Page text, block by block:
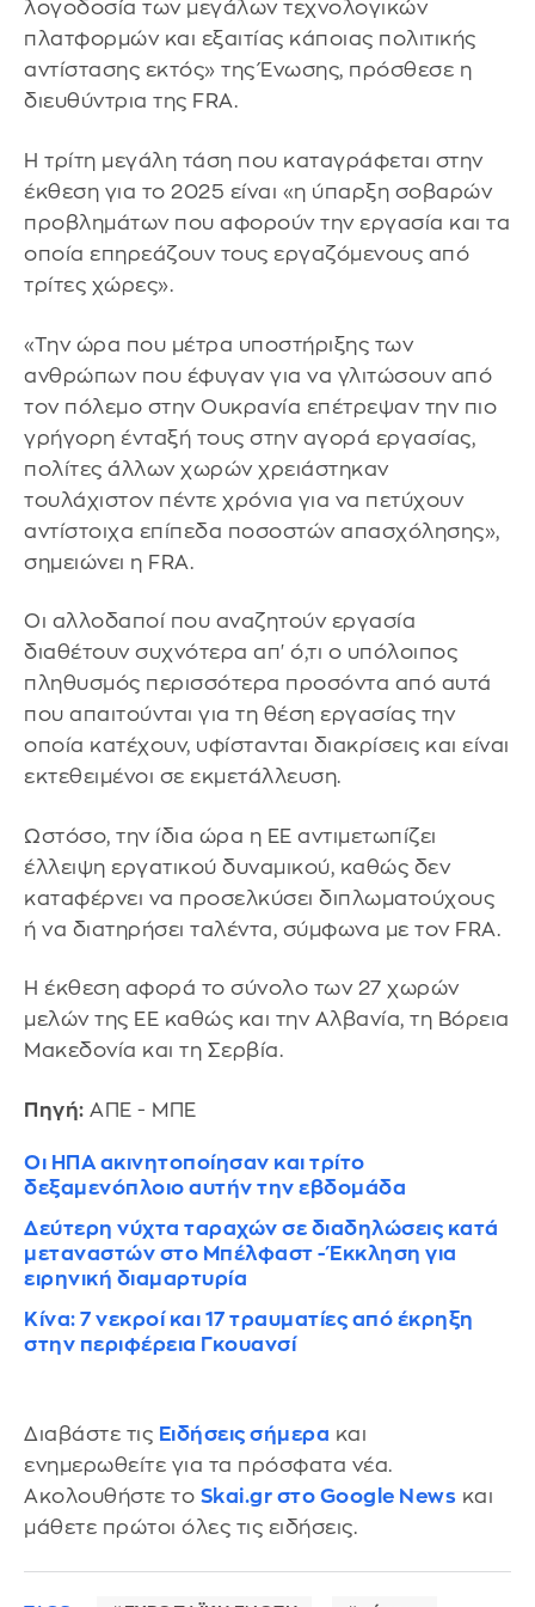
λογοδοσία των μεγάλων τεχνολογικών
πλατφορμών και εξαιτίας κάποιας πολιτικής
αντίστασης εκτός» της Ένωσης, πρόσθεσε η
διευθύντρια της FRA.
Η τρίτη μεγάλη τάση που καταγράφεται στην
έκθεση για το 2025 είναι «η ύπαρξη σοβαρών
προβλημάτων που αφορούν την εργασία και τα
οποία επηρεάζουν τους εργαζόμενους από
τρίτες χώρες».
«Την ώρα που μέτρα υποστήριξης των
ανθρώπων που έφυγαν για να γλιτώσουν από
τον πόλεμο στην Ουκρανία επέτρεψαν την πιο
γρήγορη ένταξή τους στην αγορά εργασίας,
πολίτες άλλων χωρών χρειάστηκαν
τουλάχιστον πέντε χρόνια για να πετύχουν
αντίστοιχα επίπεδα ποσοστών απασχόλησης»,
σημειώνει η FRA.
Οι αλλοδαποί που αναζητούν εργασία
διαθέτουν συχνότερα απ' ό,τι ο υπόλοιπος
πληθυσμός περισσότερα προσόντα από αυτά
που απαιτούνται για τη θέση εργασίας την
οποία κατέχουν, υφίστανται διακρίσεις και είναι
εκτεθειμένοι σε εκμετάλλευση.
Ωστόσο, την ίδια ώρα η ΕΕ αντιμετωπίζει
έλλειψη εργατικού δυναμικού, καθώς δεν
καταφέρνει να προσελκύσει διπλωματούχους
ή να διατηρήσει ταλέντα, σύμφωνα με τον FRA.
Η έκθεση αφορά το σύνολο των 27 χωρών
μελών της ΕΕ καθώς και την Αλβανία, τη Βόρεια
Μακεδονία και τη Σερβία.
Πηγή: ΑΠΕ - ΜΠΕ
Οι ΗΠΑ ακινητοποίησαν και τρίτο
δεξαμενόπλοιο αυτήν την εβδομάδα
Δεύτερη νύχτα ταραχών σε διαδηλώσεις κατά
μεταναστών στο Μπέλφαστ - Έκκληση για
ειρηνική διαμαρτυρία
Κίνα: 7 νεκροί και 17 τραυματίες από έκρηξη
στην περιφέρεια Γκουανσί
Διαβάστε τις Ειδήσεις σήμερα και
ενημερωθείτε για τα πρόσφατα νέα.
Ακολουθήστε το Skai.gr στο Google News και
μάθετε πρώτοι όλες τις ειδήσεις.